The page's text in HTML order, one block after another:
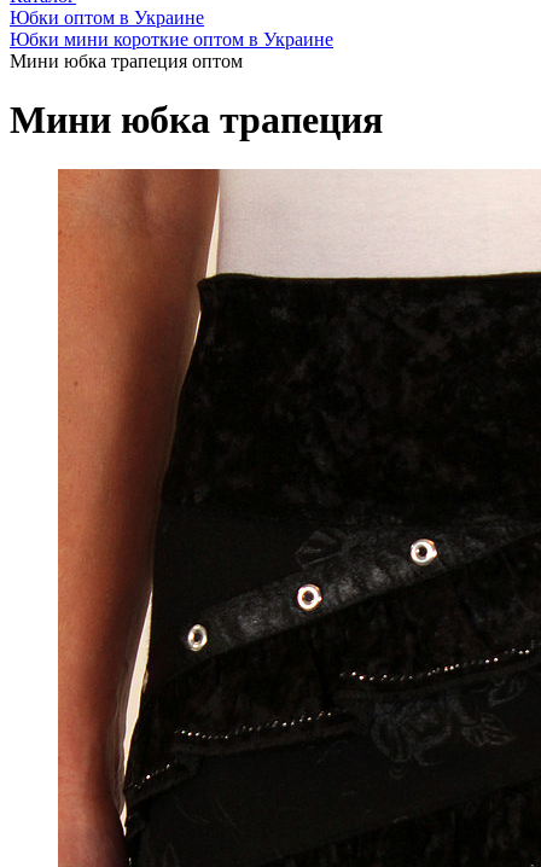
Юбки оптом в Украине
Юбки мини короткие оптом в Украине
Мини юбка трапеция оптом
Мини юбка трапеция